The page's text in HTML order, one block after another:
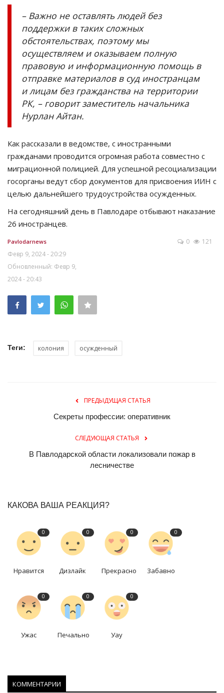
– Важно не оставлять людей без
поддержки в таких сложных
обстоятельствах, поэтому мы
осуществляем и оказываем полную
правовую и информационную помощь в
отправке материалов в суд иностранцам
и лицам без гражданства на территории
РК, – говорит заместитель начальника
Нурлан Айтан.
Как рассказали в ведомстве, с иностранными
гражданами проводится огромная работа совместно с
миграционной полицией. Для успешной ресоциализации
госорганы ведут сбор документов для присвоения ИИН с
целью дальнейшего трудоустройства осужденных.
На сегодняшний день в Павлодаре отбывают наказание
26 иностранцев.
Pavlodarnews
Февр 9, 2024 - 20:29
Обновленный: Февр 9,
2024 - 20:43
0 121
Теги: колония осужденный
ПРЕДЫДУЩАЯ СТАТЬЯ
Секреты профессии: оперативник
СЛЕДУЮЩАЯ СТАТЬЯ
В Павлодарской области локализовали пожар в
лесничестве
КАКОВА ВАША РЕАКЦИЯ?
0
Нравится
0
Дизлайк
0
Прекрасно
0
Забавно
0
Ужас
0
Печально
0
Уау
КОММЕНТАРИИ